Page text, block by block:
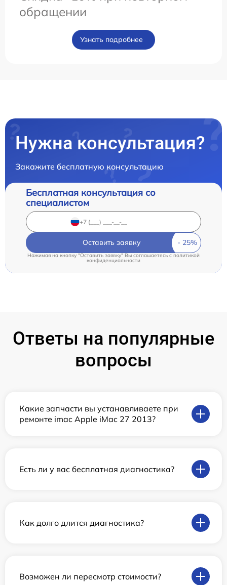
обращении
Узнать подробнее
Нужна консультация?
Закажите бесплатную консультацию
Бесплатная консультация со
специалистом
Оставить заявку
Нажимая на кнопку "Оставить заявку" Вы соглашаетесь c политикой
конфиденциальности
Ответы на популярные
вопросы
Какие запчасти вы устанавливаете при
ремонте imac Apple iMac 27 2013?
Есть ли у вас бесплатная диагностика?
Как долго длится диагностика?
Возможен ли пересмотр стоимости?